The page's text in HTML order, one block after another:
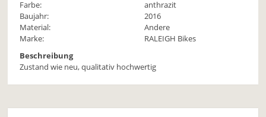
Farbe:
anthrazit
Baujahr:
2016
Material:
Andere
Marke:
RALEIGH Bikes
Beschreibung
Zustand wie neu, qualitativ hochwertig